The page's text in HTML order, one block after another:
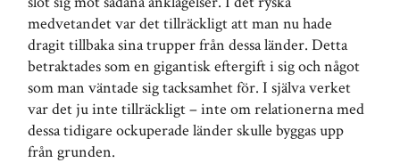
medvetandet var det tillräckligt att man nu hade
dragit tillbaka sina trupper från dessa länder. Detta
betraktades som en gigantisk eftergift i sig och något
som man väntade sig tacksamhet för. I själva verket
var det ju inte tillräckligt – inte om relationerna med
dessa tidigare ockuperade länder skulle byggas upp
från grunden.